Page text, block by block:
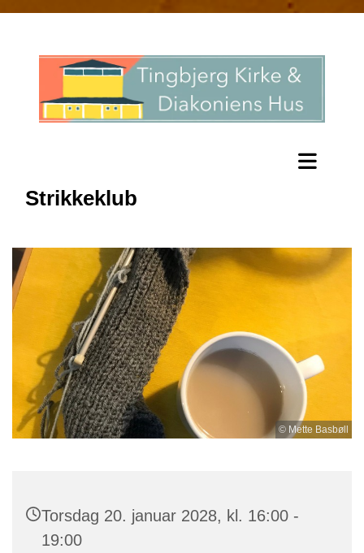
Strikkeklub
© Mette Basbøll
Torsdag 20. januar 2028, kl. 16:00 -
19:00